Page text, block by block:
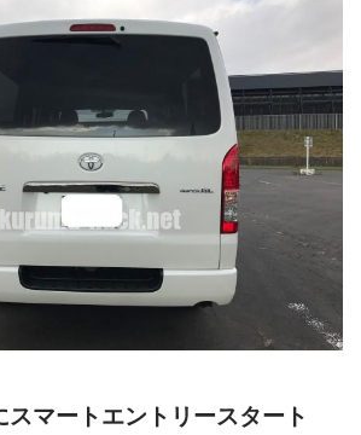
スマートエントリースタート